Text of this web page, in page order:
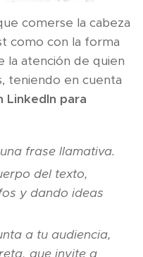
comerse la cabeza
como con la forma
la atención de quien
teniendo en cuenta
LinkedIn para
frase llamativa.
del texto,
y dando ideas
a tu audiencia,
que invite a